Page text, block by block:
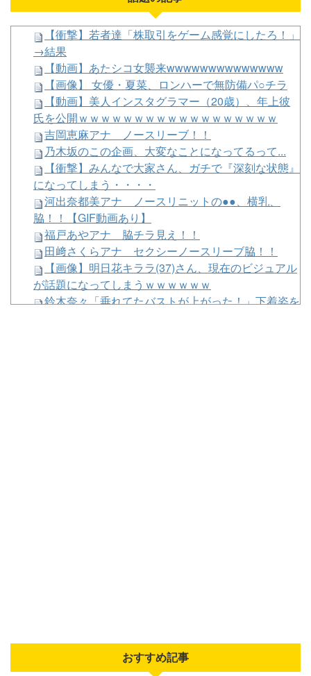
【衝撃】若者達「株取引をゲーム感覚にしたろ！」
→結果
【動画】あたシコ女襲来wwwwwwwwwwwwww
【画像】 女優・夏菜、ロンハーで無防備パ○チラ
【動画】美人インスタグラマー（20歳）、年上彼
氏を公開ｗｗｗｗｗｗｗｗｗｗｗｗｗｗｗｗｗｗ
吉岡恵麻アナ ノースリーブ！！
乃木坂のこの企画、大変なことになってるって...
【衝撃】みんなで大家さん、ガチで『深刻な状態』
になってしまう・・・・
河出奈都美アナ ノースリニットの●●、横乳、
脇！！【GIF動画あり】
福戸あやアナ 脇チラ見え！！
田﨑さくらアナ セクシーノースリーブ脇！！
【画像】明日花キララ(37)さん、現在のビジュアル
が話題になってしまうｗｗｗｗｗｗ
鈴木奈々「垂れてたバストが上がった！」下着姿を
Powered by livedoor 相互RSS
おすすめ記事